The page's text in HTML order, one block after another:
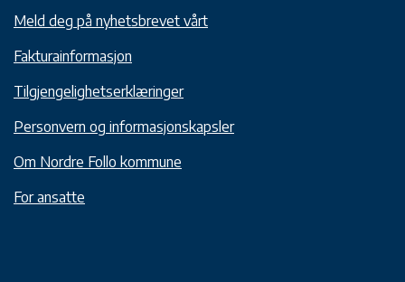
Meld deg på nyhetsbrevet vårt
Fakturainformasjon
Tilgjengelighetserklæringer
Personvern og informasjonskapsler
Om Nordre Follo kommune
For ansatte